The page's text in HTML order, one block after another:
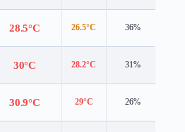
28.5°C 26.5°C 36%
30°C 28.2°C 31%
30.9°C 29°C 26%